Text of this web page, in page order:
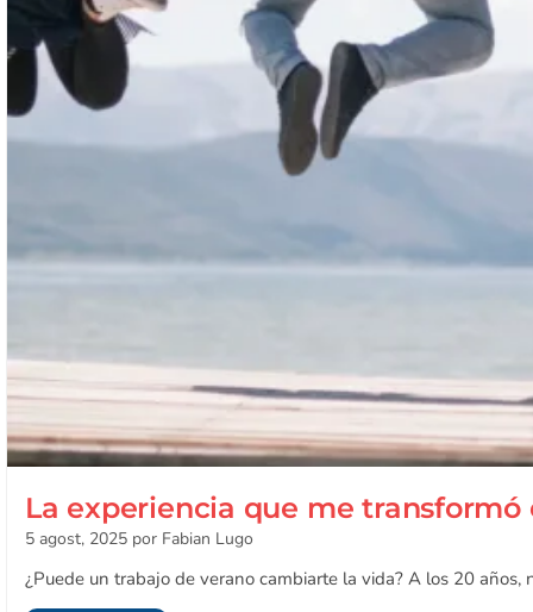
La experiencia que me transformó
5 agost, 2025 por Fabian Lugo
¿Puede un trabajo de verano cambiarte la vida? A los 20